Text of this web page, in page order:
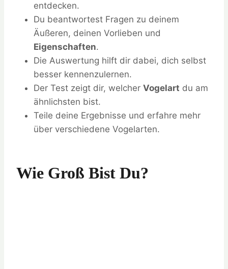
entdecken.
Du beantwortest Fragen zu deinem
Äußeren, deinen Vorlieben und
Eigenschaften.
Die Auswertung hilft dir dabei, dich selbst
besser kennenzulernen.
Der Test zeigt dir, welcher Vogelart du am
ähnlichsten bist.
Teile deine Ergebnisse und erfahre mehr
über verschiedene Vogelarten.
Wie Groß Bist Du?